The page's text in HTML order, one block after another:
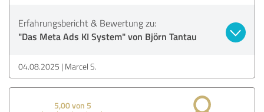
Erfahrungsbericht & Bewertung zu:
"Das Meta Ads KI System" von Björn Tantau
04.08.2025 Marcel S.
5,00 von 5